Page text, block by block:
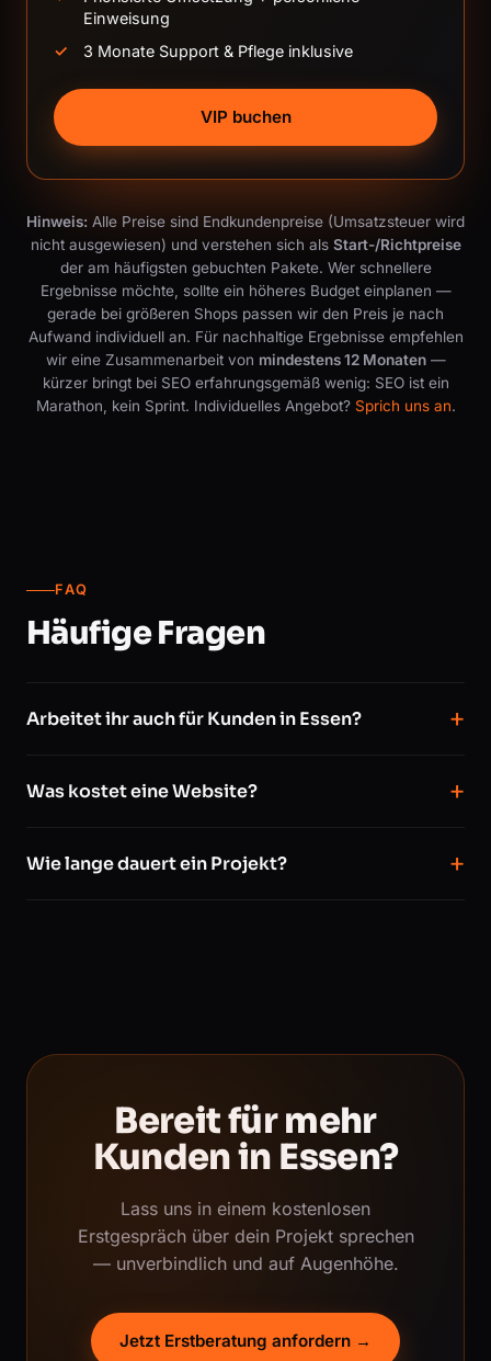
Einweisung
3 Monate Support & Pflege inklusive
VIP buchen
Hinweis: Alle Preise sind Endkundenpreise (Umsatzsteuer wird
nicht ausgewiesen) und verstehen sich als Start-/Richtpreise
der am häufigsten gebuchten Pakete. Wer schnellere
Ergebnisse möchte, sollte ein höheres Budget einplanen —
gerade bei größeren Shops passen wir den Preis je nach
Aufwand individuell an. Für nachhaltige Ergebnisse empfehlen
wir eine Zusammenarbeit von mindestens 12 Monaten—
kürzer bringt bei SEO erfahrungsgemäß wenig: SEO ist ein
Marathon, kein Sprint. Individuelles Angebot? Sprich uns an.
FAQ
Häufige Fragen
Arbeitet ihr auch für Kunden in Essen?
Was kostet eine Website?
Wie lange dauert ein Projekt?
Bereit für mehr
Kunden in Essen?
Lass uns in einem kostenlosen
Erstgespräch über dein Projekt sprechen
— unverbindlich und auf Augenhöhe.
Jetzt Erstberatung anfordern →